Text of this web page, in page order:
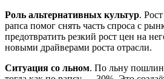
Роль альтернативных культур.
рапса помог снять часть спроса с
предотвратить резкий рост цен на
новыми драйверами роста отрасли.
Ситуация со льном. По льну